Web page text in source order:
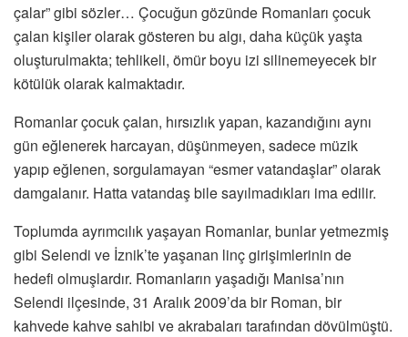
çalar” gibi sözler… Çocuğun gözünde Romanları çocuk
çalan kişiler olarak gösteren bu algı, daha küçük yaşta
oluşturulmakta; tehlikeli, ömür boyu izi silinemeyecek bir
kötülük olarak kalmaktadır.
Romanlar çocuk çalan, hırsızlık yapan, kazandığını aynı
gün eğlenerek harcayan, düşünmeyen, sadece müzik
yapıp eğlenen, sorgulamayan “esmer vatandaşlar” olarak
damgalanır. Hatta vatandaş bile sayılmadıkları ima edilir.
Toplumda ayrımcılık yaşayan Romanlar, bunlar yetmezmiş
gibi Selendi ve İznik’te yaşanan linç girişimlerinin de
hedefi olmuşlardır. Romanların yaşadığı Manisa’nın
Selendi ilçesinde, 31 Aralık 2009’da bir Roman, bir
kahvede kahve sahibi ve akrabaları tarafından dövülmüştü.